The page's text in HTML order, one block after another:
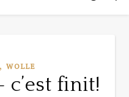
, WOLLE
c’est finit!